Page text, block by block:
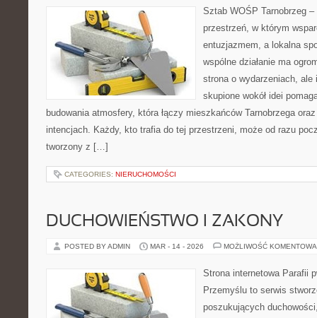
Sztab WOŚP Tarnobrzeg
przestrzeń, w którym
entuzjazmem, a lokalna
wspólne działanie ma
strona o wydarzeniach, ale
skupione wokół idei
budowania atmosfery, która łączy mieszkańców Tarnobrzega
intencjach. Każdy, kto trafia do tej przestrzeni, może od razu
tworzony z […]
CATEGORIES: NIERUCHOMOŚCI
DUCHOWIEŃSTWO I ZAKONY
POSTED BY ADMIN MAR - 14 - 2026 MOŻLIWOŚĆ
Strona internetowa Parafii
Przemyślu to serwis
poszukujących